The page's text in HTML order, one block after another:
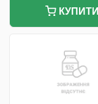
КУПИТИ